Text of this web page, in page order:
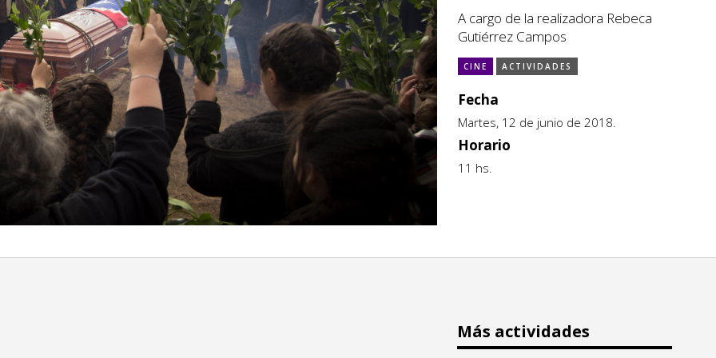
A cargo de la realizadora Rebeca
Gutiérrez Campos
CINE ACTIVIDADES
Fecha
Martes, 12 de junio de 2018.
Horario
11 hs.
Más actividades